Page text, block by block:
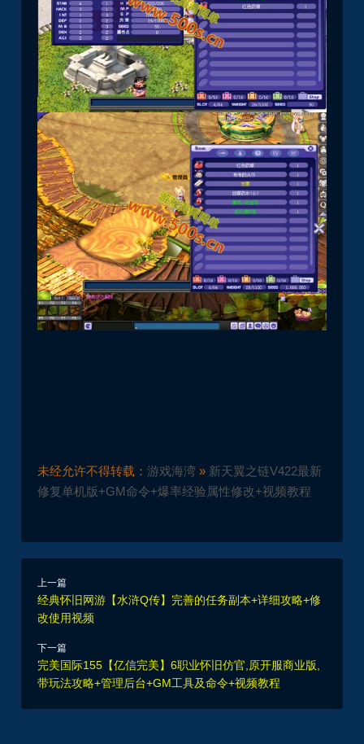
未经允许不得转载：游戏海湾 » 新天翼之链V422最新
修复单机版+GM命令+爆率经验属性修改+视频教程
上一篇
经典怀旧网游【水浒Q传】完善的任务副本+详细攻略+修
改使用视频
下一篇
完美国际155【亿信完美】6职业怀旧仿官,原开服商业版,
带玩法攻略+管理后台+GM工具及命令+视频教程